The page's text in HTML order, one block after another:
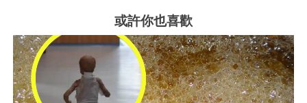
或許你也喜歡